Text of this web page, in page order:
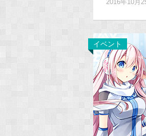
2016年10月
イベント